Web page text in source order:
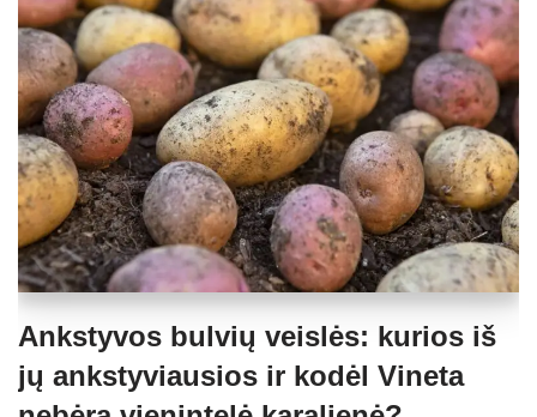
Ankstyvos bulvių veislės: kurios iš
jų ankstyviausios ir kodėl Vineta